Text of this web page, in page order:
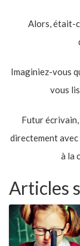
Alors, était-
Imaginiez-vous
vous
Futur
directement avec
à la
Articles